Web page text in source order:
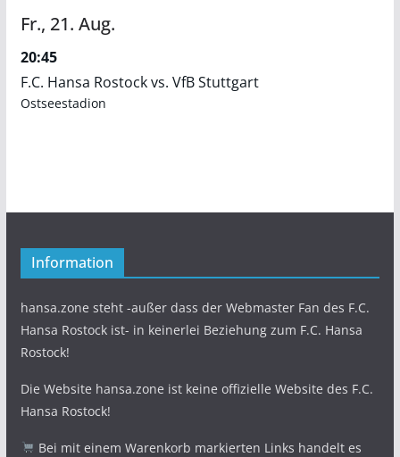
Fr., 21. Aug.
20:45
F.C. Hansa Rostock vs. VfB Stuttgart
Ostseestadion
Information
hansa.zone steht -außer dass der Webmaster Fan des F.C.
Hansa Rostock ist- in keinerlei Beziehung zum F.C. Hansa
Rostock!
Die Website hansa.zone ist keine offizielle Website des F.C.
Hansa Rostock!
Bei mit einem Warenkorb markierten Links handelt es